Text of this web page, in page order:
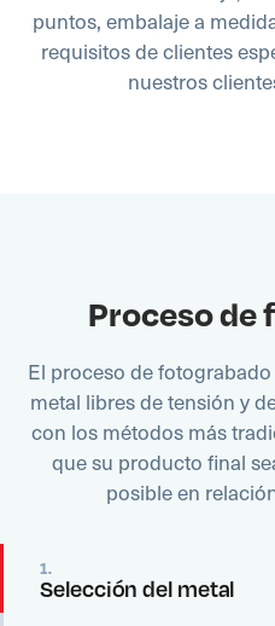
puntos, embalaje a
requisitos de clientes
nuestros
Proceso de
El proceso de
metal libres de tensión y
con los métodos más
que su producto final
posible en
1.
Selección del metal